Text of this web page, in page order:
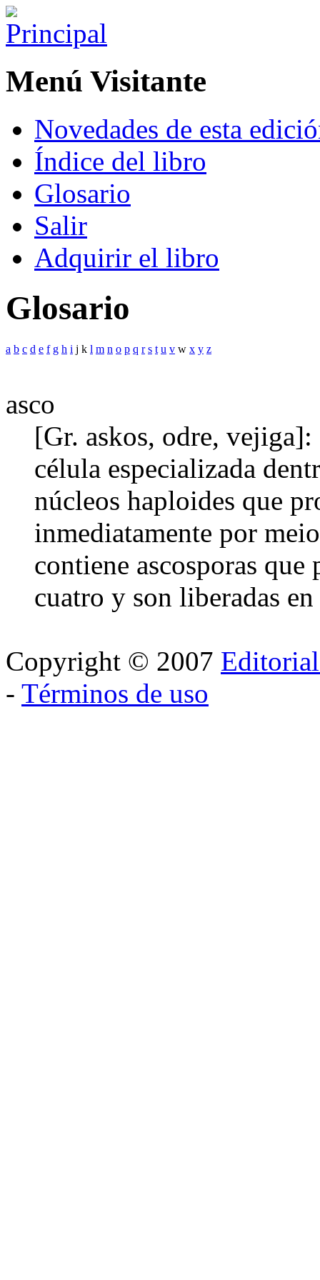
Menú Visitante
Novedades de esta
Índice del libro
Glosario
Salir
Adquirir el libro
Glosario
a b c d e f g h i j k l m n o p q r s t u v w x y z
asco
[Gr. askos, odre,
célula especializada
núcleos haploides que
inmediatamente por
contiene ascosporas
cuatro y son liberadas
Copyright © 2007
- Términos de uso